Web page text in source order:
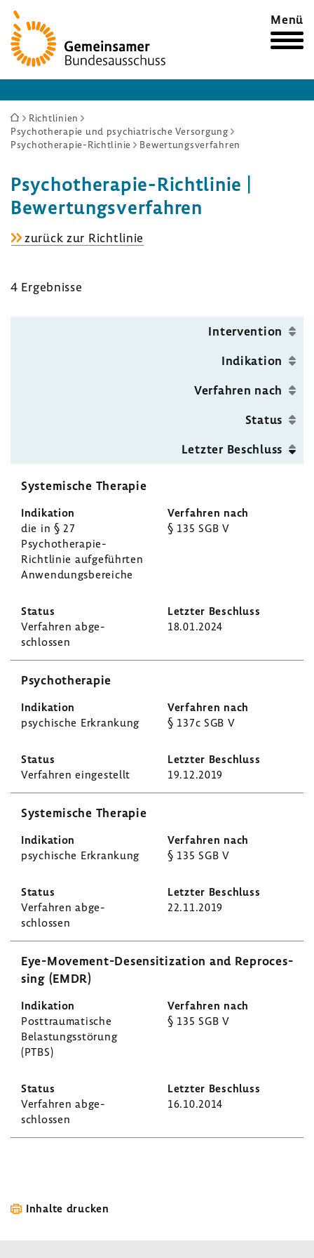
Zur
Startseite
Menü
Sie
sind
hier:
Richtlinien
Psychotherapie und psychiatrische Versorgung
Psychotherapie-Richtlinie
Bewertungsverfahren
Psychotherapie-​Richtlinie |
Bewer­tungs­ver­fahren
zurück zur Richt­linie
4 Ergeb­nisse
Inter­ven­tion
Indi­ka­tion
Verfahren nach
Status
Letzter Beschluss
Syste­mi­sche Therapie
die in § 27
Psychotherapie-​
Richtlinie aufge­führten
Anwen­dungs­be­reiche
§ 135 SGB V
Verfahren abge­
schlossen
18.01.2024
Psycho­the­rapie
psychi­sche Erkran­kung § 137c SGB V
Verfahren einge­stellt 19.12.2019
Syste­mi­sche Therapie
psychi­sche Erkran­kung § 135 SGB V
Verfahren abge­
schlossen
22.11.2019
Eye-​Movement-Desensitization and Repro­ces­
sing (EMDR)
Post­trau­ma­ti­sche
Belas­tungs­stö­rung
(PTBS)
§ 135 SGB V
Verfahren abge­
schlossen
16.10.2014
Inhalte drucken